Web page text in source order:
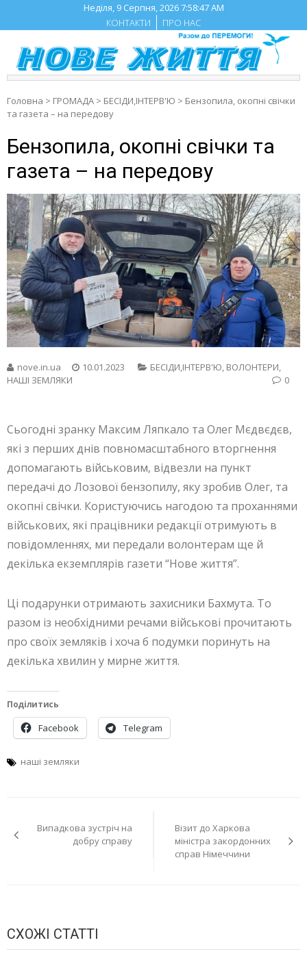
content
Неділя, 9 Серпня, 20267:58:47 AM
КОНТАКТИ
ПРО НАС
Головна > ГРОМАДА > БЕСIДИ,ІНТЕРВ'Ю > Бензопила, окопні свічки
та газета – на передову
Бензопила, окопні свічки та
газета – на передову
nove.in.ua 10.01.2023 БЕСIДИ,ІНТЕРВ'Ю, ВОЛОНТЕРИ,
НАШІ ЗЕМЛЯКИ
0
Сьогодні зранку Максим Ляпкало та Олег Мєдвєдєв,
які з перших днів повномасштабного вторгнення
допомагають військовим, відвезли на пункт
передачі до Лозової бензопилу, яку зробив Олег, та
окопні свічки. Користуючись нагодою та проханнями
військових, які працівники редакції отримують в
повідомленнях, ми передали волонтерам ще й
декілька екземплярів газети “Нове життя”.
Ці подарунки отримають захисники Бахмута. То
разом із необхідними речами військові прочитають
про своїх земляків і хоча б подумки поринуть на
декілька хвилин у мирне життя.
Поділитись
Facebook Telegram
наші земляки
записів
Випадкова зустріч на
добру справу
Візит до Харкова
міністра закордонних
справ Німеччини
СХОЖІ СТАТТІ